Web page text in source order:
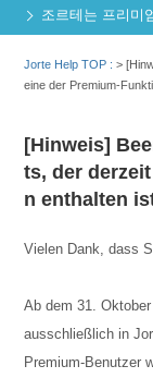
조르테는 프리미
Jorte Help TOP :>
eine der Premium-
[Hinweis]
ts, der
n enthalten
Vielen Dank, dass
Ab dem 31.
ausschließlich in
Premium-Benutzer